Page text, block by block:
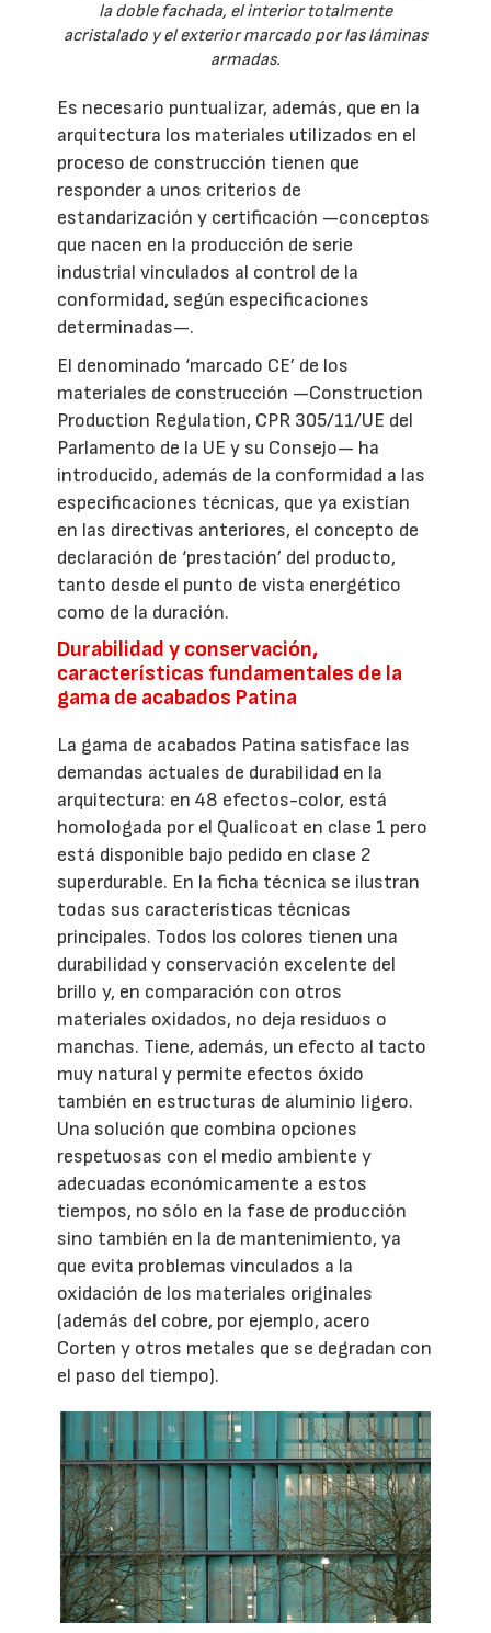
la doble fachada, el interior totalmente
acristalado y el exterior marcado por las láminas
armadas.
Es necesario puntualizar, además, que en la
arquitectura los materiales utilizados en el
proceso de construcción tienen que
responder a unos criterios de
estandarización y certificación —conceptos
que nacen en la producción de serie
industrial vinculados al control de la
conformidad, según especificaciones
determinadas—.
El denominado ‘marcado CE’ de los
materiales de construcción —Construction
Production Regulation, CPR 305/11/UE del
Parlamento de la UE y su Consejo— ha
introducido, además de la conformidad a las
especificaciones técnicas, que ya existían
en las directivas anteriores, el concepto de
declaración de ‘prestación’ del producto,
tanto desde el punto de vista energético
como de la duración.
Durabilidad y conservación,
características fundamentales de la
gama de acabados Patina
La gama de acabados Patina satisface las
demandas actuales de durabilidad en la
arquitectura: en 48 efectos-color, está
homologada por el Qualicoat en clase 1 pero
está disponible bajo pedido en clase 2
superdurable. En la ficha técnica se ilustran
todas sus características técnicas
principales. Todos los colores tienen una
durabilidad y conservación excelente del
brillo y, en comparación con otros
materiales oxidados, no deja residuos o
manchas. Tiene, además, un efecto al tacto
muy natural y permite efectos óxido
también en estructuras de aluminio ligero.
Una solución que combina opciones
respetuosas con el medio ambiente y
adecuadas económicamente a estos
tiempos, no sólo en la fase de producción
sino también en la de mantenimiento, ya
que evita problemas vinculados a la
oxidación de los materiales originales
(además del cobre, por ejemplo, acero
Corten y otros metales que se degradan con
el paso del tiempo).